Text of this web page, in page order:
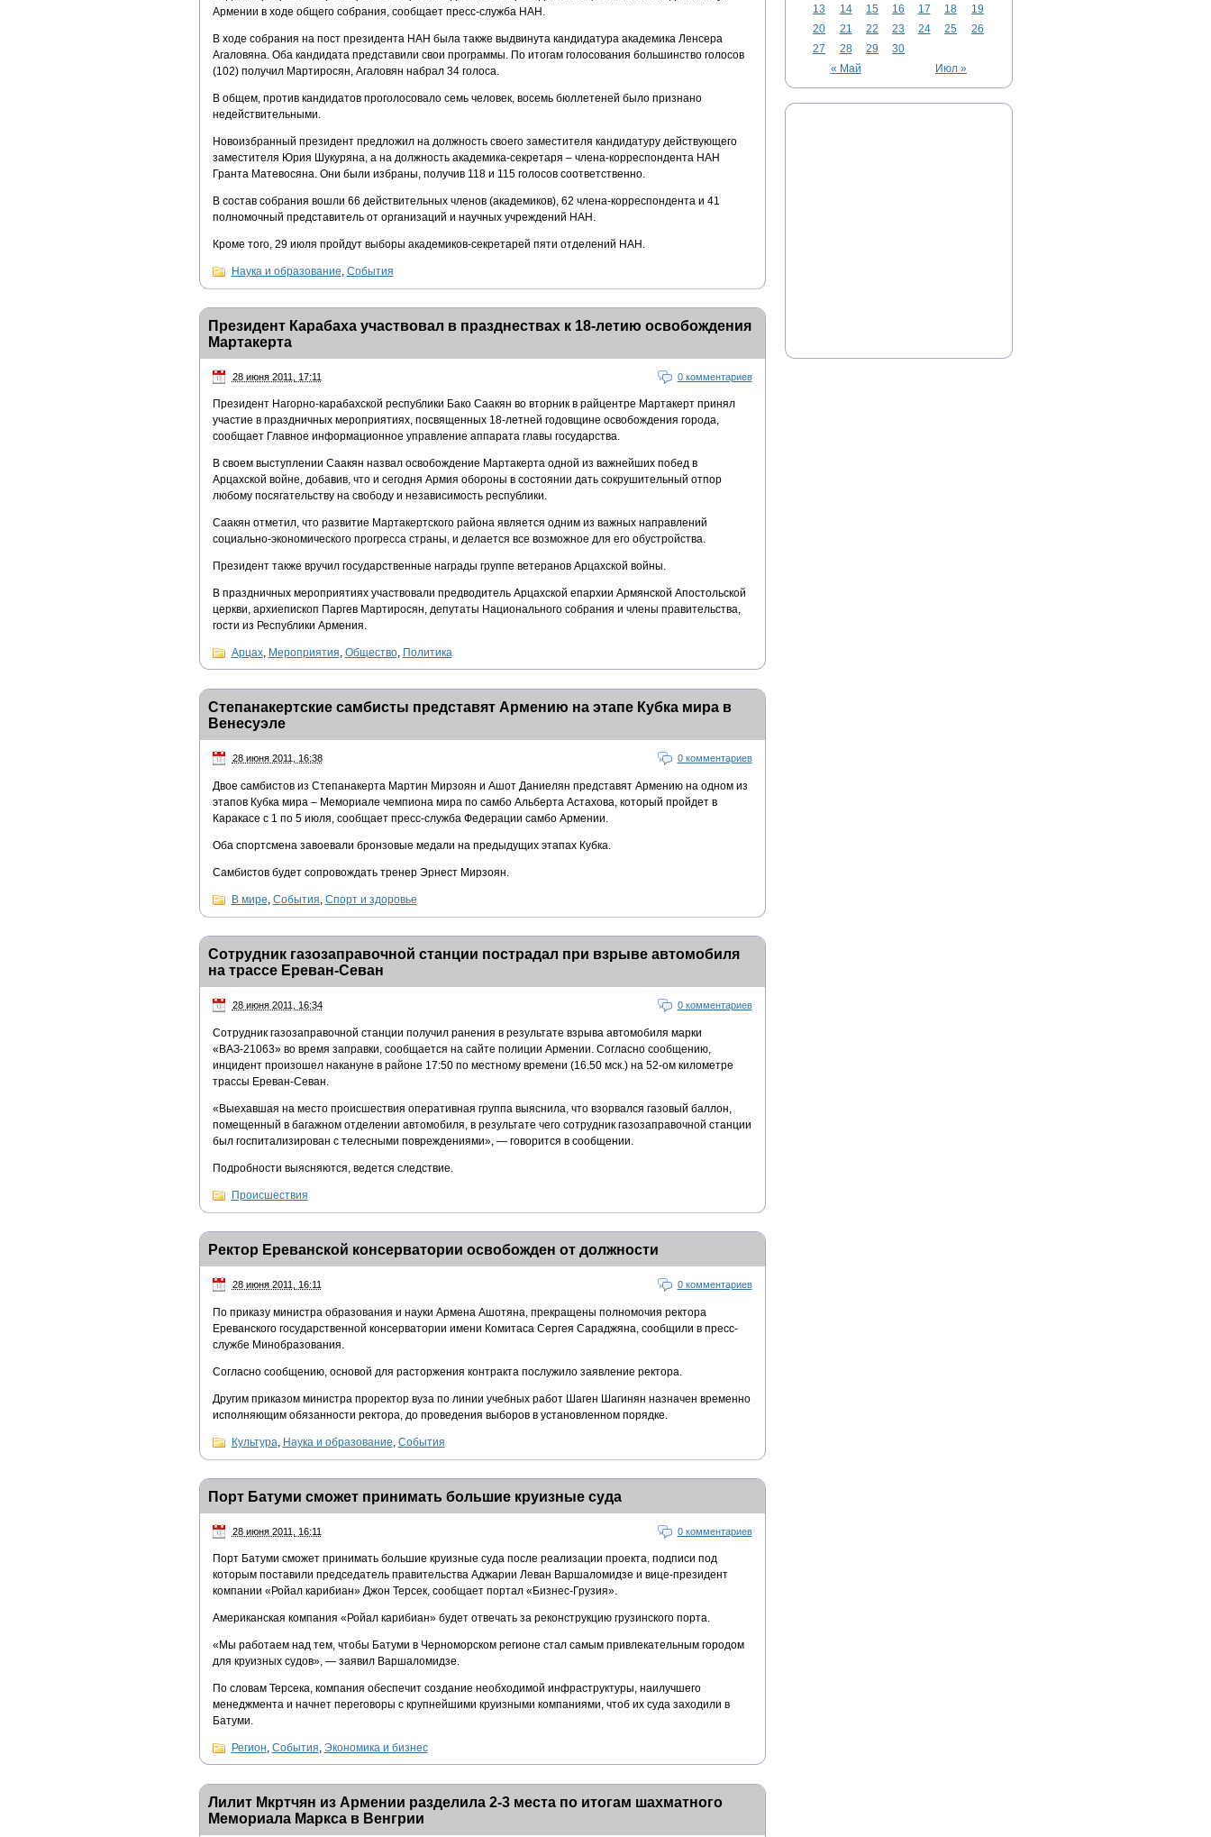
Армении в ходе общего собрания, сообщает пресс-служба НАН.
В ходе собрания на пост президента НАН была также выдвинута кандидатура академика Ленсера
Агаловяна. Оба кандидата представили свои программы. По итогам голосования большинство голосов
(102) получил Мартиросян, Агаловян набрал 34 голоса.
В общем, против кандидатов проголосовало семь человек, восемь бюллетеней было признано
недействительными.
Новоизбранный президент предложил на должность своего заместителя кандидатуру действующего
заместителя Юрия Шукуряна, а на должность академика-секретаря – члена-корреспондента НАН
Гранта Матевосяна. Они были избраны, получив 118 и 115 голосов соответственно.
В состав собрания вошли 66 действительных членов (академиков), 62 члена-корреспондента и 41
полномочный представитель от организаций и научных учреждений НАН.
Кроме того, 29 июля пройдут выборы академиков-секретарей пяти отделений НАН.
Наука и образование События
Президент Карабаха участвовал в празднествах к 18-летию освобождения
Мартакерта
28 июня 2011, 17:11 0 комментариев
Президент Нагорно-карабахской республики Бако Саакян во вторник в райцентре Мартакерт принял
участие в праздничных мероприятиях, посвященных 18-летней годовщине освобождения города,
сообщает Главное информационное управление аппарата главы государства.
В своем выступлении Саакян назвал освобождение Мартакерта одной из важнейших побед в
Арцахской войне, добавив, что и сегодня Армия обороны в состоянии дать сокрушительный отпор
любому посягательству на свободу и независимость республики.
Саакян отметил, что развитие Мартакертского района является одним из важных направлений
социально-экономического прогресса страны, и делается все возможное для его обустройства.
Президент также вручил государственные награды группе ветеранов Арцахской войны.
В праздничных мероприятиях участвовали предводитель Арцахской епархии Армянской Апостольской
церкви, архиепископ Паргев Мартиросян, депутаты Национального собрания и члены правительства,
гости из Республики Армения.
Арцах, Мероприятия, Общество, Политика
Степанакертские самбисты представят Армению на этапе Кубка мира в
Венесуэле
28 июня 2011, 16:38 0 комментариев
Двое самбистов из Степанакерта Мартин Мирзоян и Ашот Даниелян представят Армению на одном из
этапов Кубка мира – Мемориале чемпиона мира по самбо Альберта Астахова, который пройдет в
Каракасе с 1 по 5 июля, сообщает пресс-служба Федерации самбо Армении.
Оба спортсмена завоевали бронзовые медали на предыдущих этапах Кубка.
Самбистов будет сопровождать тренер Эрнест Мирзоян.
В мире, События, Спорт и здоровье
Сотрудник газозаправочной станции пострадал при взрыве автомобиля
на трассе Ереван-Севан
28 июня 2011, 16:34 0 комментариев
Сотрудник газозаправочной станции получил ранения в результате взрыва автомобиля марки
«ВАЗ-21063» во время заправки, сообщается на сайте полиции Армении. Согласно сообщению,
инцидент произошел накануне в районе 17:50 по местному времени (16.50 мск.) на 52-ом километре
трассы Ереван-Севан.
«Выехавшая на место происшествия оперативная группа выяснила, что взорвался газовый баллон,
помещенный в багажном отделении автомобиля, в результате чего сотрудник газозаправочной станции
был госпитализирован с телесными повреждениями», — говорится в сообщении.
Подробности выясняются, ведется следствие.
Происшествия
Ректор Ереванской консерватории освобожден от должности
28 июня 2011, 16:11 0 комментариев
По приказу министра образования и науки Армена Ашотяна, прекращены полномочия ректора
Ереванского государственной консерватории имени Комитаса Сергея Сараджяна, сообщили в пресс-
службе Минобразования.
Согласно сообщению, основой для расторжения контракта послужило заявление ректора.
Другим приказом министра проректор вуза по линии учебных работ Шаген Шагинян назначен временно
исполняющим обязанности ректора, до проведения выборов в установленном порядке.
Культура Наука и образование События
Порт Батуми сможет принимать большие круизные суда
28 июня 2011, 16:11 0 комментариев
Порт Батуми сможет принимать большие круизные суда после реализации проекта, подписи под
которым поставили председатель правительства Аджарии Леван Варшаломидзе и вице-президент
компании «Ройал карибиан» Джон Терсек, сообщает портал «Бизнес-Грузия».
Американская компания «Ройал карибиан» будет отвечать за реконструкцию грузинского порта.
«Мы работаем над тем, чтобы Батуми в Черноморском регионе стал самым привлекательным городом
для круизных судов», — заявил Варшаломидзе.
По словам Терсека, компания обеспечит создание необходимой инфраструктуры, наилучшего
менеджмента и начнет переговоры с крупнейшими круизными компаниями, чтоб их суда заходили в
Батуми.
Регион, События, Экономика и бизнес
Лилит Мкртчян из Армении разделила 2-3 места по итогам шахматного
Мемориала Маркса в Венгрии
« Май Июл »
13
14 15 16 17 18
19
20
21 22 23 24 25
26
27
28 29 30